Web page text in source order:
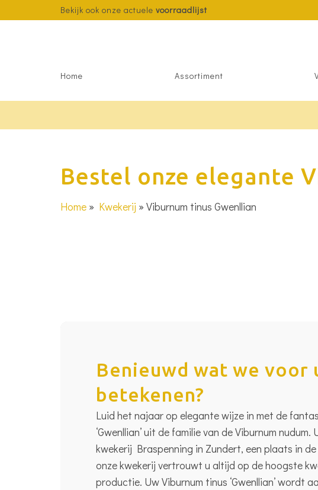
Bekijk ook onze actuele voorraadlijst
Home Assortiment
Bestel onze elegante
Home » Kwekerij » Viburnum tinus Gwenllian
Benieuwd wat we voor
betekenen?
Luid het najaar op elegante wijze in met de
‘Gwenllian’ uit de familie van de Viburnum
kwekerij Braspenning in Zundert, een plaats in
onze kwekerij vertrouwt u altijd op de hoogste
productie. Uw Viburnum tinus ‘Gwenllian’ wordt